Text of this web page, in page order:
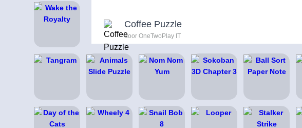
Coffee Puzzle
door OneTwoPlay IT